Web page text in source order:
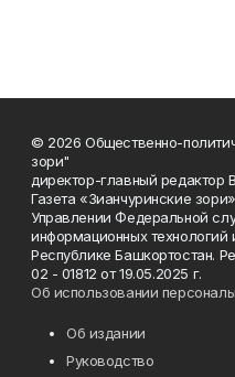
© 2026 Общественно-
зори"
директор-главный редактор
Газета «Зианчуринские
Управлении Федеральной
информационных
Республике Башкортостан.
02 - 01812 от 19.05.2025 г.
Об использовании
Об издании
Руководство